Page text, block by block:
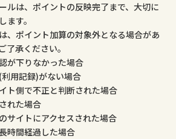
ルは、ポイントの反映完了まで、大切に
ます。
、ポイント加算の対象外となる場合があ
了承ください。
が下りなかった場合
用記録)がない場合
ト側で不正と判断された場合
れた場合
サイトにアクセスされた場合
時間経過した場合